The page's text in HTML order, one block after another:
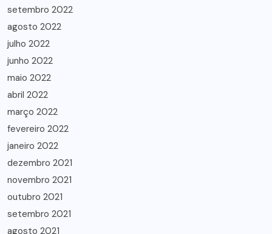
setembro 2022
agosto 2022
julho 2022
junho 2022
maio 2022
abril 2022
março 2022
fevereiro 2022
janeiro 2022
dezembro 2021
novembro 2021
outubro 2021
setembro 2021
agosto 2021